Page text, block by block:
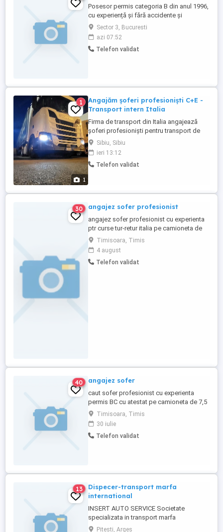
Posesor permis categoria B din anul 1996,
cu experiență și fără accidente și
evenimente sunt disponibil zilnic
Constanța, București și alte orașe,
împrejurimi, județ, etc...Data nașterii 1
Martie 1977. Căsătorit, 1 copil.Stagiul
Sector 3, Bucuresti
azi 07:52
Telefon validat
1
1
Angajăm șoferi profesioniști C+E -
Transport intern Italia
Firma de transport din Italia angajează
șoferi profesioniști pentru transport de
marfa exclusiv pe teritoriul Italiei. Cerințe: *
Permis de conducere categoria C+E; *
Atestat profesional (CQC) și card tahograf
valabile; * Seriozitate, responsabilitate și
Sibiu, Sibiu
ieri 13:12
Telefon validat
30 angajez sofer profesionist
angajez sofer profesionist cu experienta
ptr curse tur-retur italia pe camioneta de
7,5 preferabil cunascator de limba italiana
sau engleza cu domiciliul in timisoara sau
inprejurimi.Preferabil cu recomandare de
la ultimul loc de munca.
Timisoara, Timis
4 august
Telefon validat
40 angajez sofer
caut sofer profesionist cu experienta
permis BC cu atestat pe camioneta de 7,5
ptr. curse tur-retur ITALIA preferabil
cunascator de limba italiana sau
engleza.cu domiciliul in Timisoara sau
loc.apropiate de Timisoara.Caut sofer cu
Timisoara, Timis
30 iulie
Telefon validat
13
Dispecer-transport marfa
international
INSERT AUTO SERVICE Societate
specializata in transport marfa
international angajeaza persoana pentru
Pitesti, Arges